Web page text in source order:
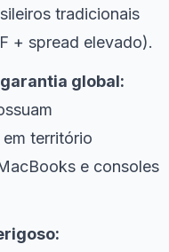
tradicionais
+ spread elevado).
global:
território
e consoles